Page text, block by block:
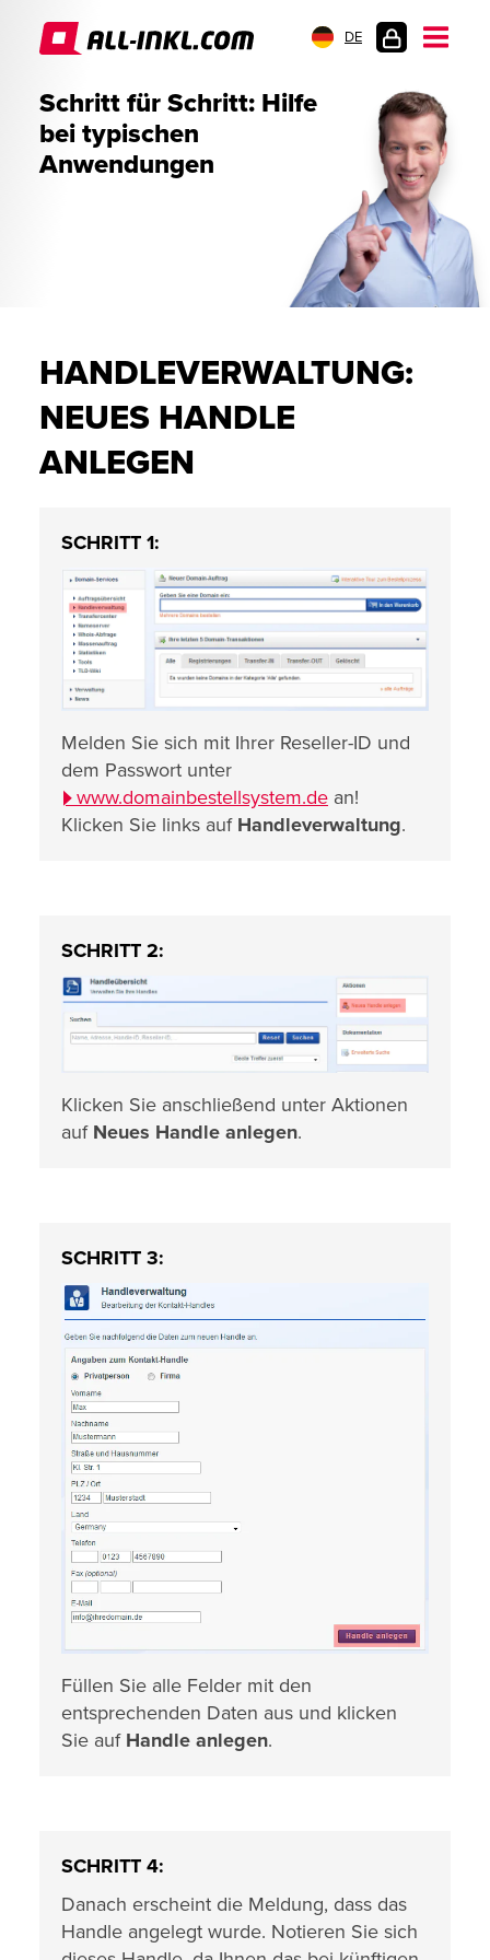
DE
Schritt für Schritt: Hilfe
bei typischen
Anwendungen
HANDLEVERWALTUNG:
NEUES HANDLE
ANLEGEN
SCHRITT 1:
Melden Sie sich mit Ihrer Reseller-ID und
dem Passwort unter
www.domainbestellsystem.de an!
Klicken Sie links auf Handleverwaltung.
SCHRITT 2:
Klicken Sie anschließend unter Aktionen
auf Neues Handle anlegen.
SCHRITT 3:
Füllen Sie alle Felder mit den
entsprechenden Daten aus und klicken
Sie auf Handle anlegen.
SCHRITT 4:
Danach erscheint die Meldung, dass das
Handle angelegt wurde. Notieren Sie sich